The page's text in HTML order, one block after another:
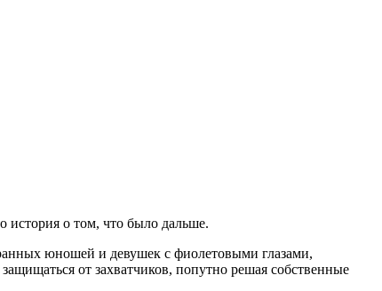
история о том, что было дальше.
юношей и девушек с фиолетовыми глазами,
от захватчиков, попутно решая собственные